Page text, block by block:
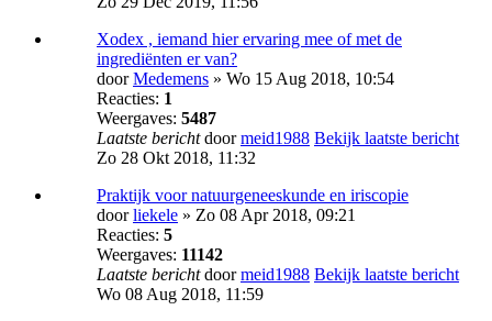
Xodex , iemand hier ervaring mee of met de
ingrediënten er van?
doorMedemens » Wo 15 Aug 2018, 10:54
Reacties: 1
Weergaves: 5487
Laatste berichtdoormeid1988 Bekijk laatste bericht
Zo 28 Okt 2018, 11:32
Praktijk voor natuurgeneeskunde en iriscopie
doorliekele » Zo 08 Apr 2018, 09:21
Reacties: 5
Weergaves: 11142
Laatste berichtdoormeid1988 Bekijk laatste bericht
Wo 08 Aug 2018, 11:59